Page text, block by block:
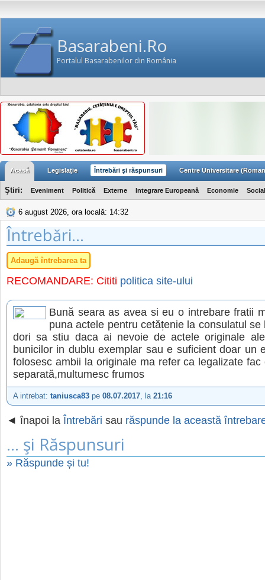
Basarabeni.Ro
Portalul Basarabenilor din România
Acasă Legislaţie Întrebări şi răspunsuri Centre Universitare
Ştiri: Eveniment Politică Externe Integrare Europeană Economie Social
6 august 2026, ora locală: 14:32
Întrebări...
Adaugă întrebarea ta
RECOMANDARE: Cititi politica site-ului
Bună seara as avea si eu o intrebare fratii
puna actele pentru cetățenie la consulatul se
dori sa stiu daca ai nevoie de actele originale
bunicilor in dublu exemplar sau e suficient doar un
folosesc ambii la originale ma refer ca legalizate fac
separată,multumesc frumos
A intrebat: taniusca83 pe 08.07.2017, la 21:16
◄ înapoi la Întrebări sau răspunde la această
... şi Răspunsuri
» Răspunde și tu!